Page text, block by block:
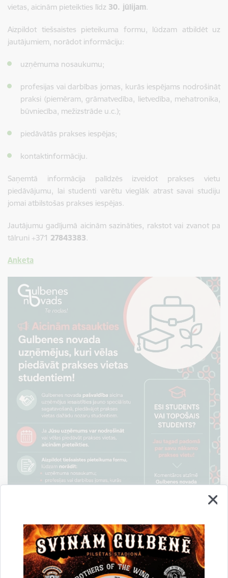
vietas, aicinām pieteikties līdz 30. jūlijam.
Aizpildot tiešsaistes pieteikuma formu, lūdzam atbildēt uz
jautājumiem, norādot informāciju:
uzņēmuma nosaukumu;
profesijas vai darbības jomas, kurās iespējams nodrošināt
praksi (piemēram, grāmatvedība, lietvedība, mehatronika,
būvniecība, mežizstrāde u.c.);
piedāvātās prakses iespējas;
kontaktinformāciju.
Saņemtā informācija palīdzēs izveidot prakses vietu
piedāvājumu, lai studenti varētu vieglāk atrast savai studiju
jomai atbilstošas prakses iespējas.
Jautājumu gadījumā aicinām sazināties, rakstot vai zvanot pa
tālruni +371 27843383.
Anketa